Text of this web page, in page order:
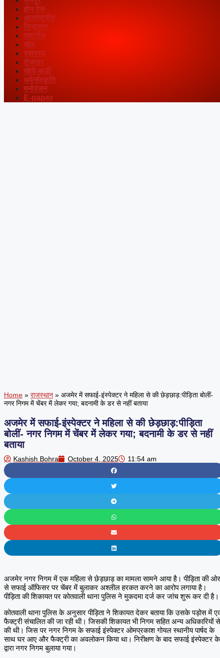
होम पेज
अंतर्राष्ट्रीय
सियासत
राष्ट्रीय
खेल
स्वास्थ्य
रोजगार
खेती-बाड़ी
धर्म/संस्कृति
मनोरंजन
E-paper
Home » राजस्थान » अजमेर में सफाई-इंस्पेक्टर ने महिला से की छेड़छाड़:पीड़िता बोलीं-
नगर निगम में चेंबर में लेकर गया; बदनामी के डर से नहीं बताया
अजमेर में सफाई-इंस्पेक्टर ने महिला से की छेड़छाड़:पीड़िता
बोलीं- नगर निगम में चेंबर में लेकर गया; बदनामी के डर से नहीं
बताया
Kashish Bohra October 4, 2025 11:54 am
अजमेर नगर निगम में एक महिला से छेड़छाड़ का मामला सामने आया है। पीड़िता की ओर
से सफाई ऑफिसर पर चेंबर में बुलाकर अश्लील हरकत करने का आरोप लगाया है।
पीड़िता की शिकायत पर कोतवाली थाना पुलिस ने मुकदमा दर्ज कर जांच शुरू कर दी है।
कोतवाली थाना पुलिस के अनुसार पीड़िता ने शिकायत देकर बताया कि उसके पड़ोस में
फैक्ट्री संचालित की जा रही थी। जिसकी शिकायत भी निगम सहित अन्य अधिकारियों से
की थी। जिस पर नगर निगम के सफाई इंस्पेक्टर ओमप्रकाश गोयल स्थानीय पार्षद के
साथ घर आए और फैक्ट्री का अवलोकन किया था। निरीक्षण के बाद सफाई इंस्पेक्टर के
द्वारा नगर निगम बुलाया गया।